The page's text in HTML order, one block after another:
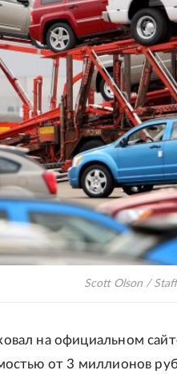
Scott Olson /
на официальном
от 3 миллионов